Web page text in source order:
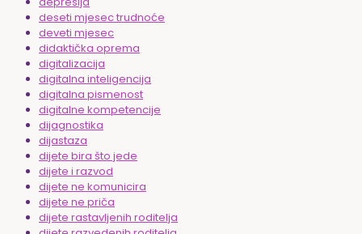
deseti mjesec trudnoće
deveti mjesec
didaktička oprema
digitalizacija
digitalna inteligencija
digitalna pismenost
digitalne kompetencije
dijagnostika
dijastaza
dijete bira što jede
dijete i razvod
dijete ne komunicira
dijete ne priča
dijete rastavljenih roditelja